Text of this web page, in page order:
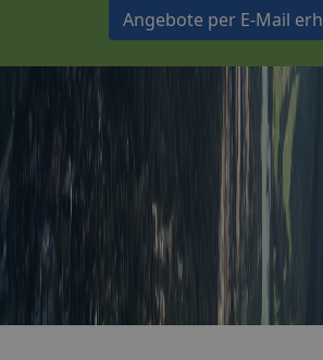
Angebote per E-Mail